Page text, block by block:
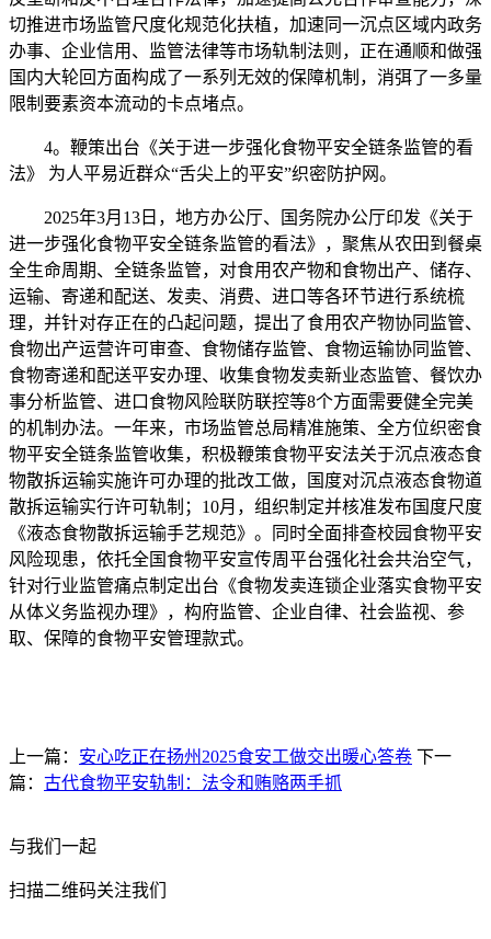
切推进市场监管尺度化规范化扶植，加速同一沉点区域内政务
办事、企业信用、监管法律等市场轨制法则，正在通顺和做强
国内大轮回方面构成了一系列无效的保障机制，消弭了一多量
限制要素资本流动的卡点堵点。
4。鞭策出台《关于进一步强化食物平安全链条监管的看
法》 为人平易近群众“舌尖上的平安”织密防护网。
2025年3月13日，地方办公厅、国务院办公厅印发《关于
进一步强化食物平安全链条监管的看法》，聚焦从农田到餐桌
全生命周期、全链条监管，对食用农产物和食物出产、储存、
运输、寄递和配送、发卖、消费、进口等各环节进行系统梳
理，并针对存正在的凸起问题，提出了食用农产物协同监管、
食物出产运营许可审查、食物储存监管、食物运输协同监管、
食物寄递和配送平安办理、收集食物发卖新业态监管、餐饮办
事分析监管、进口食物风险联防联控等8个方面需要健全完美
的机制办法。一年来，市场监管总局精准施策、全方位织密食
物平安全链条监管收集，积极鞭策食物平安法关于沉点液态食
物散拆运输实施许可办理的批改工做，国度对沉点液态食物道
散拆运输实行许可轨制；10月，组织制定并核准发布国度尺度
《液态食物散拆运输手艺规范》。同时全面排查校园食物平安
风险现患，依托全国食物平安宣传周平台强化社会共治空气，
针对行业监管痛点制定出台《食物发卖连锁企业落实食物平安
从体义务监视办理》，构府监管、企业自律、社会监视、参
取、保障的食物平安管理款式。
上一篇： 安心吃正在扬州2025食安工做交出暖心答卷 下一
篇： 古代食物平安轨制：法令和贿赂两手抓
与我们一起
扫描二维码关注我们